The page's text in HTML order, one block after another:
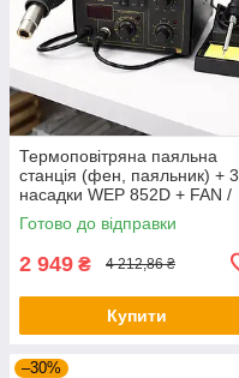
Термоповітряна паяльна
станція (фен, паяльник) + 3
насадки WEP 852D + FAN /
Паяльна станція для паяння
пластику
Готово до відправки
2 949 ₴ 4 212,86 ₴
Купити
–30%